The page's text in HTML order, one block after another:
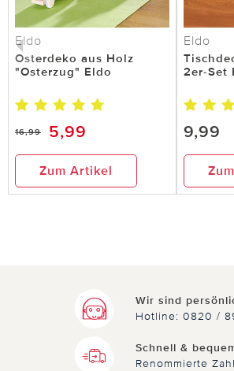
Eldo
Osterdeko aus Holz
"Osterzug" Eldo
16,99 5,99
Zum Artikel
Eldo
2er-Set
9,99
Wir sind
Hotline: 0820 /
Schnell &
Renommierte